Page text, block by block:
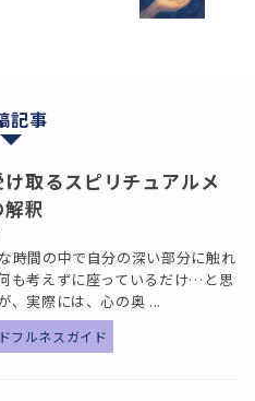
記事
取るスピリチュアルメ
釈
時間の中で自分の深い部分に触れ
も考えずに座っているだけ…と思
、実際には、心の奥 ...
フルネスガイド